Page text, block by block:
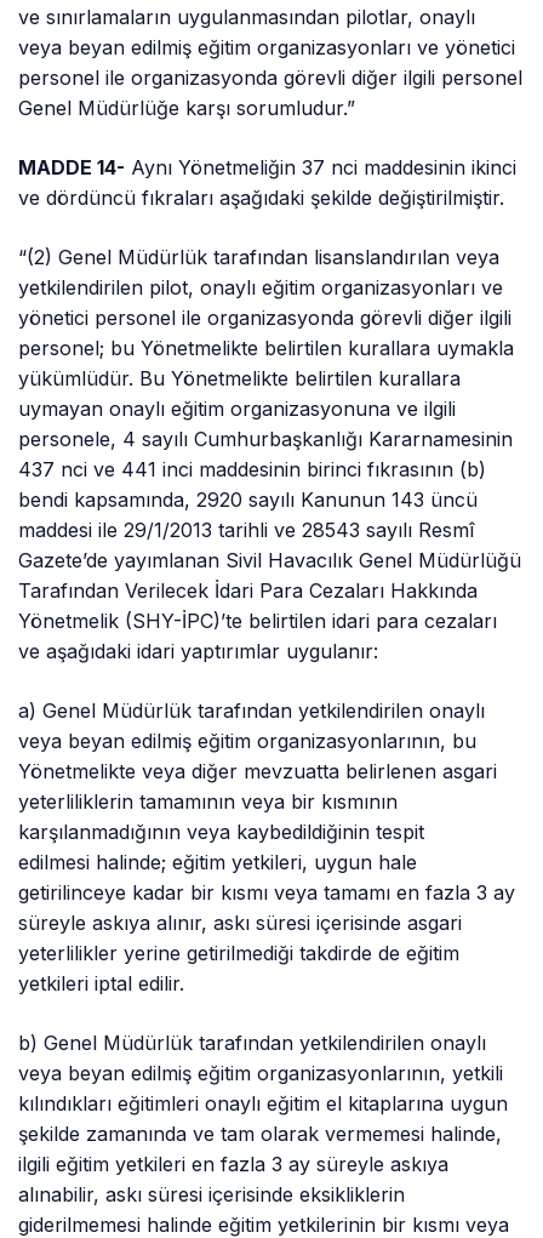
ve sınırlamaların uygulanmasından pilotlar, onaylı
veya beyan edilmiş eğitim organizasyonları ve yönetici
personel ile organizasyonda görevli diğer ilgili personel
Genel Müdürlüğe karşı sorumludur.”
MADDE 14- Aynı Yönetmeliğin 37 nci maddesinin ikinci
ve dördüncü fıkraları aşağıdaki şekilde değiştirilmiştir.
“(2) Genel Müdürlük tarafından lisanslandırılan veya
yetkilendirilen pilot, onaylı eğitim organizasyonları ve
yönetici personel ile organizasyonda görevli diğer ilgili
personel; bu Yönetmelikte belirtilen kurallara uymakla
yükümlüdür. Bu Yönetmelikte belirtilen kurallara
uymayan onaylı eğitim organizasyonuna ve ilgili
personele, 4 sayılı Cumhurbaşkanlığı Kararnamesinin
437 nci ve 441 inci maddesinin birinci fıkrasının (b)
bendi kapsamında, 2920 sayılı Kanunun 143 üncü
maddesi ile29/1/2013 tarihli ve 28543 sayılı Resmî
Gazete’de yayımlanan Sivil Havacılık Genel Müdürlüğü
Tarafından Verilecek İdari Para Cezaları Hakkında
Yönetmelik (SHY-İPC)’te belirtilen idari para cezaları
ve aşağıdaki idari yaptırımlar uygulanır:
a) Genel Müdürlük tarafından yetkilendirilen onaylı
veya beyan edilmiş eğitim organizasyonlarının, bu
Yönetmelikte veya diğer mevzuatta belirlenen asgari
yeterliliklerin tamamının veya bir kısmının
karşılanmadığının veya kaybedildiğinin tespit
edilmesi halinde; eğitim yetkileri, uygun hale
getirilinceye kadar bir kısmı veya tamamı en fazla 3 ay
süreyle askıya alınır, askı süresi içerisinde asgari
yeterlilikler yerine getirilmediği takdirde de eğitim
yetkileri iptal edilir.
b) Genel Müdürlük tarafından yetkilendirilen onaylı
veya beyan edilmiş eğitim organizasyonlarının, yetkili
kılındıkları eğitimleri onaylı eğitim el kitaplarına uygun
şekilde zamanında ve tam olarak vermemesi halinde,
ilgili eğitim yetkileri en fazla 3 ay süreyle askıya
alınabilir, askı süresi içerisinde eksikliklerin
giderilmemesi halinde eğitim yetkilerinin bir kısmı veya